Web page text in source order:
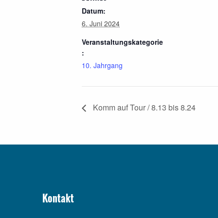
Datum:
6. Juni 2024
Veranstaltungskategorie
:
10. Jahrgang
Komm auf Tour / 8.13 bis 8.24
Kontakt